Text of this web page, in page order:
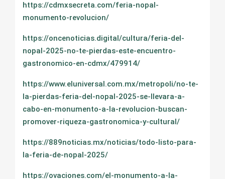
https://cdmxsecreta.com/feria-nopal-
monumento-revolucion/
https://oncenoticias.digital/cultura/feria-del-
nopal-2025-no-te-pierdas-este-encuentro-
gastronomico-en-cdmx/479914/
https://www.eluniversal.com.mx/metropoli/no-te-
la-pierdas-feria-del-nopal-2025-se-llevara-a-
cabo-en-monumento-a-la-revolucion-buscan-
promover-riqueza-gastronomica-y-cultural/
https://889noticias.mx/noticias/todo-listo-para-
la-feria-de-nopal-2025/
https://ovaciones.com/el-monumento-a-la-